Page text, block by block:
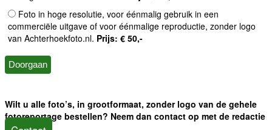
Foto in hoge resolutie, voor éénmalig gebruik in een
commerciële uitgave of voor éénmalige reproductie, zonder logo
van Achterhoekfoto.nl. Prijs: € 50,-
Wilt u alle foto’s, in grootformaat, zonder logo van de gehele
fotoreportage bestellen? Neem dan contact op met de redactie